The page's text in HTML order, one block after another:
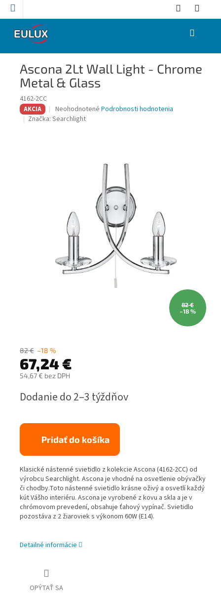
Prejsť
NÁKUPNÝ
Ascona 2Lt Wall Light - Chrome
Metal & Glass
4162-2CC
AKCIA
Priemerné
hodnotenie
Neohodnotené Podrobnosti hodnotenia
Značka: Searchlight
82 €
–18 %
82 € –18 %
67,24 €
54,67 € bez DPH
cena:
Dodanie do 2–3 týždňov
Pridať do košíka
Klasické nástenné svietidlo z kolekcie Ascona (4162-2CC) od
výrobcu Searchlight. Ascona je vhodné na osvetlenie obývačky
či chodby.Toto nástenné svietidlo krásne oživý a osvetlí každý
kút Vášho interiéru. Ascona je vyrobené z kovu a skla a je v
chrómovom prevedení, obsahuje ťahový vypínač. Svietidlo
pozostáva z 2 žiaroviek s výkonom 60W (E14).
Detailné informácie
OPÝTAŤ SA